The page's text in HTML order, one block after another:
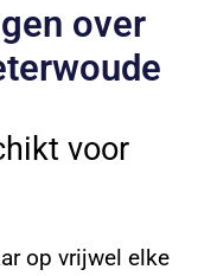
over
voor
op vrijwel elke